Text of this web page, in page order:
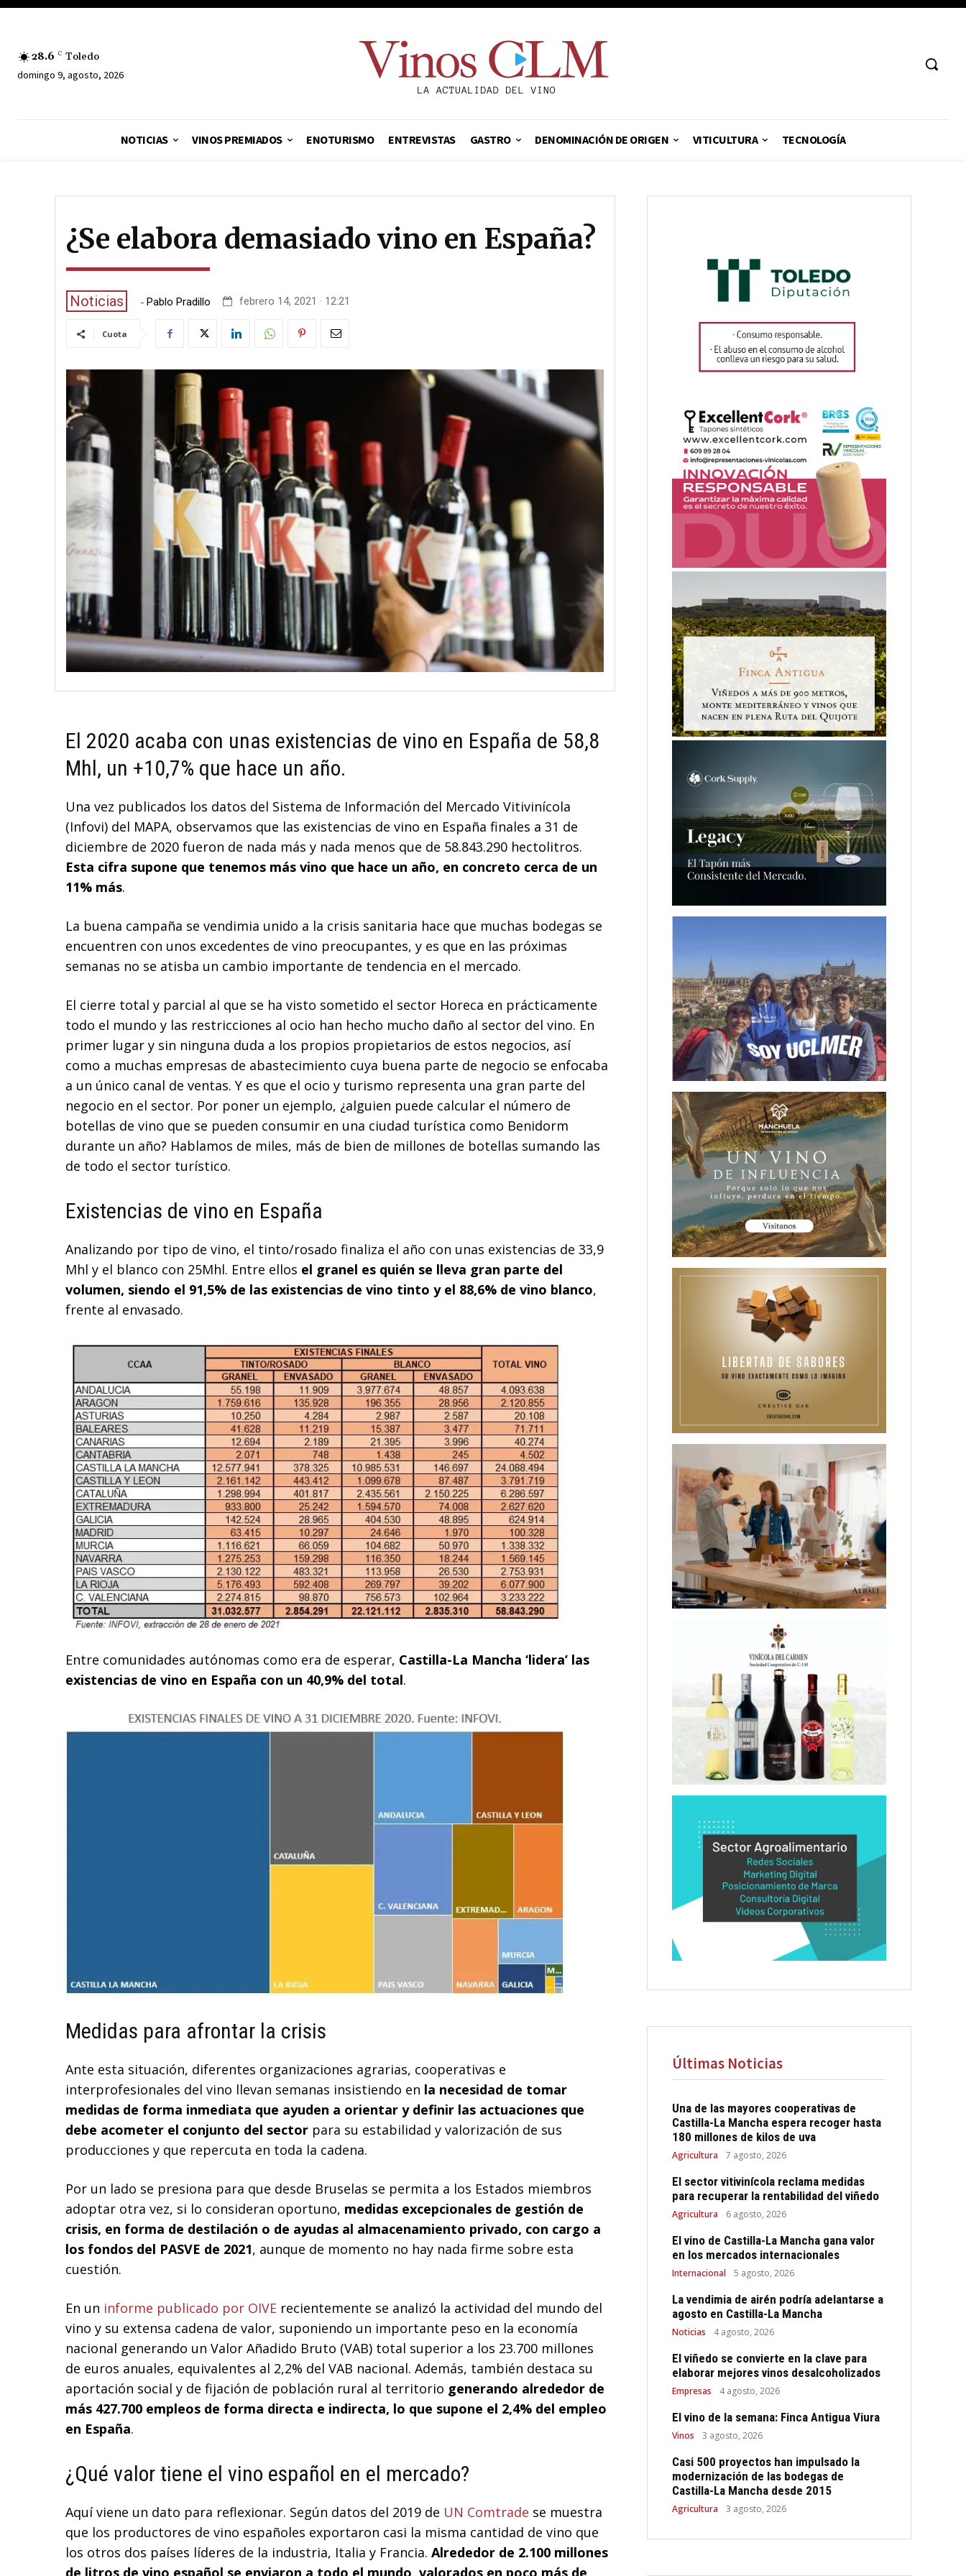
28.6 C Toledo
domingo 9, agosto, 2026
NOTICIAS VINOS PREMIADOS ENOTURISMO ENTREVISTAS GASTRO DENOMINACIÓN DE ORIGEN VITICULTURA TECNOLOGÍA
¿Se elabora demasiado vino en España?
Noticias - Pablo Pradillo febrero 14, 2021 · 12:21
Cuota
El 2020 acaba con unas existencias de vino en España de 58,8
Mhl, un +10,7% que hace un año.
Una vez publicados los datos del Sistema de Información del Mercado Vitivinícola
(Infovi) del MAPA, observamos que las existencias de vino en España finales a 31 de
diciembre de 2020 fueron de nada más y nada menos que de 58.843.290 hectolitros.
Esta cifra supone que tenemos más vino que hace un año, en concreto cerca de un
11% más.
La buena campaña se vendimia unido a la crisis sanitaria hace que muchas bodegas se
encuentren con unos excedentes de vino preocupantes, y es que en las próximas
semanas no se atisba un cambio importante de tendencia en el mercado.
El cierre total y parcial al que se ha visto sometido el sector Horeca en prácticamente
todo el mundo y las restricciones al ocio han hecho mucho daño al sector del vino. En
primer lugar y sin ninguna duda a los propios propietarios de estos negocios, así
como a muchas empresas de abastecimiento cuya buena parte de negocio se enfocaba
a un único canal de ventas. Y es que el ocio y turismo representa una gran parte del
negocio en el sector. Por poner un ejemplo, ¿alguien puede calcular el número de
botellas de vino que se pueden consumir en una ciudad turística como Benidorm
durante un año? Hablamos de miles, más de bien de millones de botellas sumando las
de todo el sector turístico.
Existencias de vino en España
Analizando por tipo de vino, el tinto/rosado finaliza el año con unas existencias de 33,9
Mhl y el blanco con 25Mhl. Entre ellos el granel es quién se lleva gran parte del
volumen, siendo el 91,5% de las existencias de vino tinto y el 88,6% de vino blanco,
frente al envasado.
Entre comunidades autónomas como era de esperar, Castilla-La Mancha ‘lidera’ las
existencias de vino en España con un 40,9% del total.
Medidas para afrontar la crisis
Ante esta situación, diferentes organizaciones agrarias, cooperativas e
interprofesionales del vino llevan semanas insistiendo en la necesidad de tomar
medidas de forma inmediata que ayuden a orientar y definir las actuaciones que
debe acometer el conjunto del sector para su estabilidad y valorización de sus
producciones y que repercuta en toda la cadena.
Por un lado se presiona para que desde Bruselas se permita a los Estados miembros
adoptar otra vez, si lo consideran oportuno, medidas excepcionales de gestión de
crisis, en forma de destilación o de ayudas al almacenamiento privado, con cargo a
los fondos del PASVE de 2021, aunque de momento no hay nada firme sobre esta
cuestión.
En un informe publicado por OIVE recientemente se analizó la actividad del mundo del
vino y su extensa cadena de valor, suponiendo un importante peso en la economía
nacional generando un Valor Añadido Bruto (VAB) total superior a los 23.700 millones
de euros anuales, equivalentes al 2,2% del VAB nacional. Además, también destaca su
aportación social y de fijación de población rural al territorio generando alrededor de
más 427.700 empleos de forma directa e indirecta, lo que supone el 2,4% del empleo
en España.
¿Qué valor tiene el vino español en el mercado?
Aquí viene un dato para reflexionar. Según datos del 2019 de UN Comtrade se muestra
que los productores de vino españoles exportaron casi la misma cantidad de vino que
los otros dos países líderes de la industria, Italia y Francia. Alrededor de 2.100 millones
Últimas Noticias
Una de las mayores cooperativas de
Castilla-La Mancha espera recoger hasta
180 millones de kilos de uva
Agricultura 7 agosto, 2026
El sector vitivinícola reclama medidas
para recuperar la rentabilidad del viñedo
Agricultura 6 agosto, 2026
El vino de Castilla-La Mancha gana valor
en los mercados internacionales
Internacional 5 agosto, 2026
La vendimia de airén podría adelantarse a
agosto en Castilla-La Mancha
Noticias 4 agosto, 2026
El viñedo se convierte en la clave para
elaborar mejores vinos desalcoholizados
Empresas 4 agosto, 2026
El vino de la semana: Finca Antigua Viura
Vinos 3 agosto, 2026
Casi 500 proyectos han impulsado la
modernización de las bodegas de
Castilla-La Mancha desde 2015
Agricultura 3 agosto, 2026